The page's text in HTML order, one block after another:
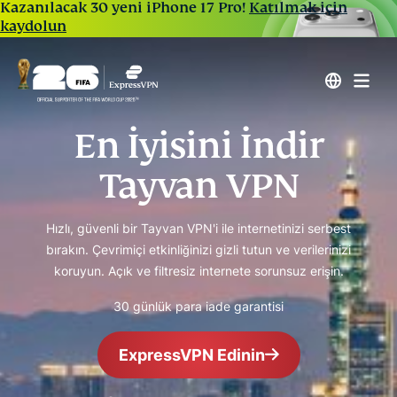
Kazanılacak 30 yeni iPhone 17 Pro! Katılmak için
kaydolun
En İyisini İndir
Tayvan VPN
Hızlı, güvenli bir Tayvan VPN'i ile internetinizi serbest
bırakın. Çevrimiçi etkinliğinizi gizli tutun ve verilerinizi
koruyun. Açık ve filtresiz internete sorunsuz erişin.
30 günlük para iade garantisi
ExpressVPN Edinin